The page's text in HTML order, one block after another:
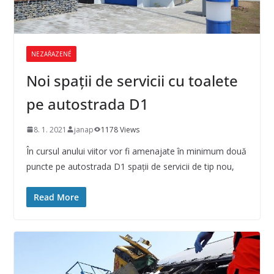
NEZAŘAZENÉ
Noi spaţii de servicii cu toalete
pe autostrada D1
8. 1. 2021 janap 1178 Views
În cursul anului viitor vor fi amenajate în minimum două
puncte pe autostrada D1 spaţii de servicii de tip nou,
Read More